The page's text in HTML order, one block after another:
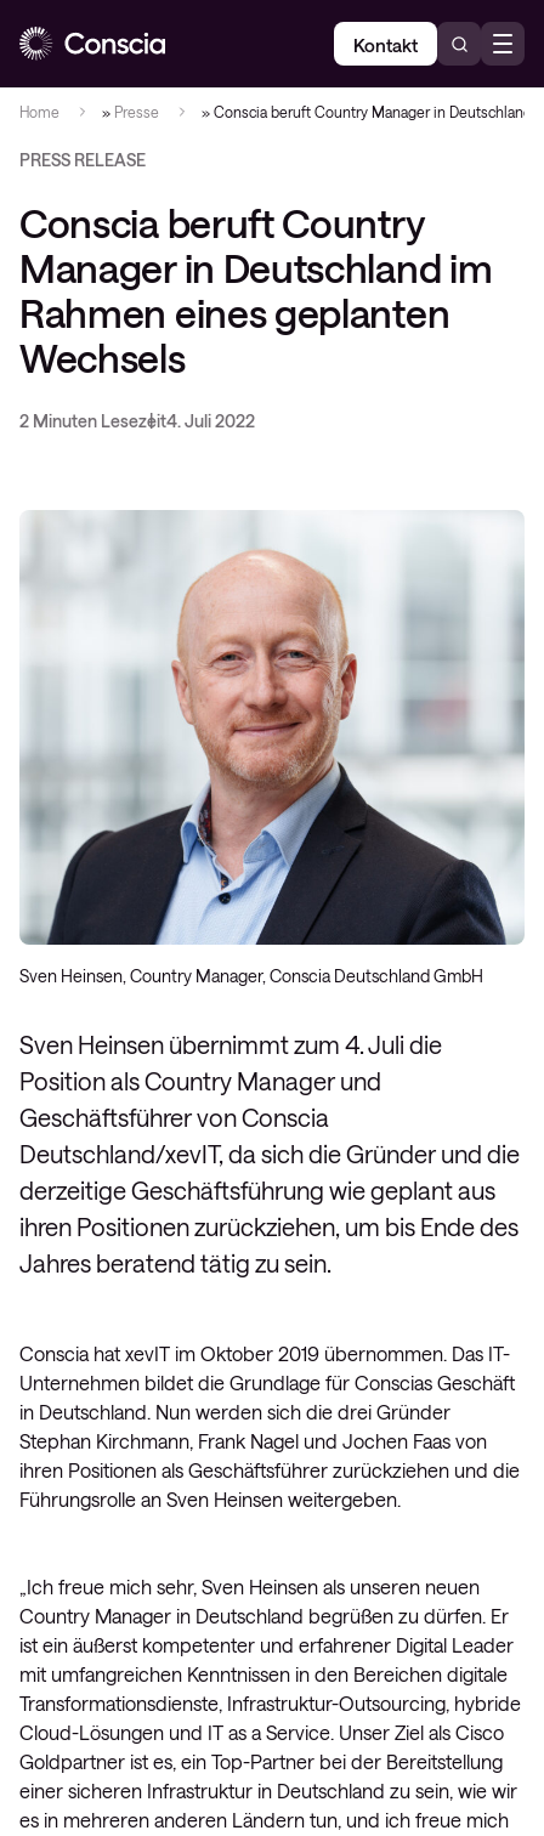
Kontakt
Home » Presse » Conscia beruft Country Manager in Deutschland
PRESS RELEASE
Conscia beruft Country
Manager in Deutschland im
Rahmen eines geplanten
Wechsels
2 Minuten Lesezeit4. Juli 2022
Sven Heinsen, Country Manager, Conscia Deutschland GmbH
Sven Heinsen übernimmt zum 4. Juli die
Position als Country Manager und
Geschäftsführer von Conscia
Deutschland/xevIT, da sich die Gründer und die
derzeitige Geschäftsführung wie geplant aus
ihren Positionen zurückziehen, um bis Ende des
Jahres beratend tätig zu sein.
Conscia hat xevIT im Oktober 2019 übernommen. Das IT-
Unternehmen bildet die Grundlage für Conscias Geschäft
in Deutschland. Nun werden sich die drei Gründer
Stephan Kirchmann, Frank Nagel und Jochen Faas von
ihren Positionen als Geschäftsführer zurückziehen und die
Führungsrolle an Sven Heinsen weitergeben.
„Ich freue mich sehr, Sven Heinsen als unseren neuen
Country Manager in Deutschland begrüßen zu dürfen. Er
ist ein äußerst kompetenter und erfahrener Digital Leader
mit umfangreichen Kenntnissen in den Bereichen digitale
Transformationsdienste, Infrastruktur-Outsourcing, hybride
Cloud-Lösungen und IT as a Service. Unser Ziel als Cisco
Goldpartner ist es, ein Top-Partner bei der Bereitstellung
einer sicheren Infrastruktur in Deutschland zu sein, wie wir
es in mehreren anderen Ländern tun, und ich freue mich